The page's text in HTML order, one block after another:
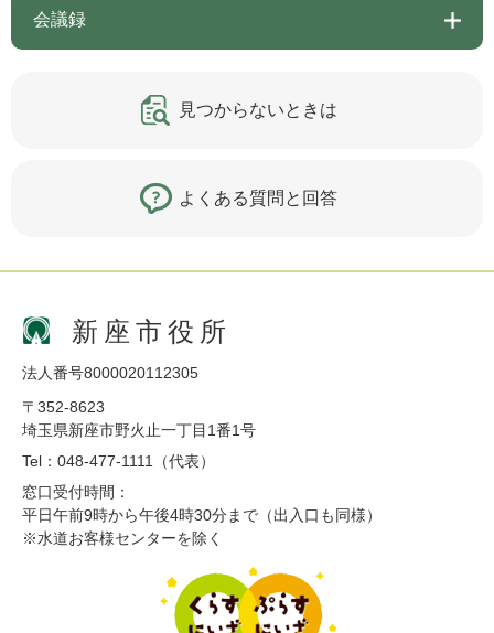
会議録
見つからないときは
よくある質問と回答
新座市役所
法人番号8000020112305
〒352-8623
埼玉県新座市野火止一丁目1番1号
Tel：048-477-1111（代表）
窓口受付時間：
平日午前9時から午後4時30分まで（出入口も同様）
※水道お客様センターを除く